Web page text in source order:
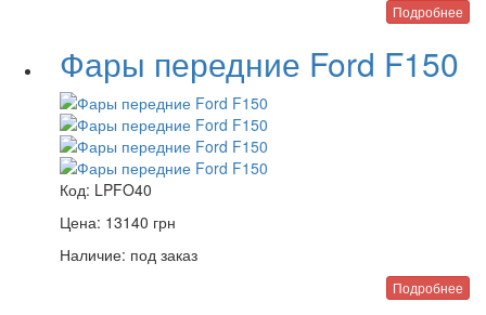
Подробнее
Фары передние Ford F150
Код: LPFO40
Цена: 13140 грн
Наличие: под заказ
Подробнее